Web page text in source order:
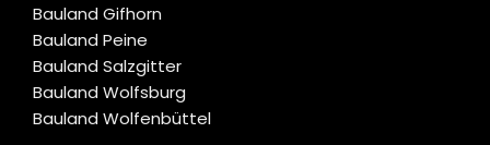
Bauland Gifhorn
Bauland Peine
Bauland Salzgitter
Bauland Wolfsburg
Bauland Wolfenbüttel